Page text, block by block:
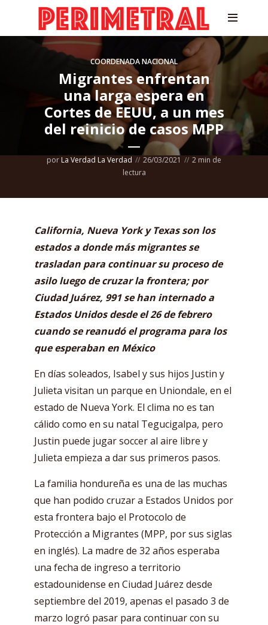
COORDENADA NACIONAL
Migrantes enfrentan
una larga espera en
Cortes de EEUU, a un mes
del reinicio de casos MPP
por La Verdad La Verdad 26/03/2021
2 min de
lectura
California, Nueva York y Texas son los
estados a donde más migrantes se
trasladan para continuar su proceso de
asilo luego de cruzar la frontera; por
Ciudad Juárez, 991se han internado a
Estados Unidos desde el 26 de febrero
cuando se reanudó el programa para los
que esperaban en México
En días soleados, Isabel y sus hijos Justin y
Julieta visitan un parque en Uniondale, en el
estado de Nueva York. El clima no es tan
cálido como en su natal Tegucigalpa, pero
Justin puede jugar soccer al aire libre y
Julieta empieza a dar sus primeros pasos.
La familia hondureña es una de las muchas
que han podido cruzar a Estados Unidos por
esta frontera bajo el Protocolo de
Protección a Migrantes (MPP, por sus siglas
en inglés). La madre de 32 años esperaba
una fecha de ingreso a territorio
estadounidense en Ciudad Juárez desde
septiembre del 2019, apenas el pasado 3 de
marzo logró pasar para continuar con su